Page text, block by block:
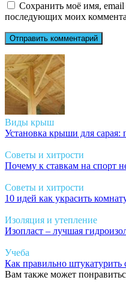
Сохранить моё имя, email
последующих моих
Виды крыш
Установка крыши для
Советы и хитрости
Почему к ставкам на спорт
Советы и хитрости
10 идей как украсить
Изоляция и утепление
Изопласт – лучшая
Учеба
Как правильно
Вам также может